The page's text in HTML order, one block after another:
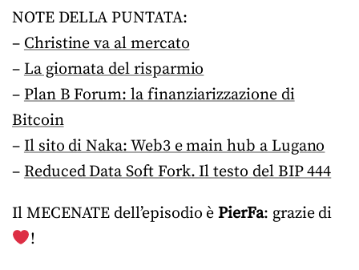
NOTE DELLA PUNTATA:
– Christine va al mercato
– La giornata del risparmio
– Plan B Forum: la finanziarizzazione di
Bitcoin
– Il sito di Naka: Web3 e main hub a Lugano
– Reduced Data Soft Fork. Il testo del BIP 444
Il MECENATE dell’episodio è PierFa: grazie di
!